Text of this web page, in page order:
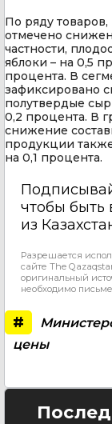
По ряду
отмечено
частности,
яблоки – на 0,5
процента. В
зафиксировано
полутвердые
0,2 процента. В
снижение
продукции
на 0,1 процента.
чтобы быть
из
Разрешается
сайте The
оригинальный
необходимо
#
цены